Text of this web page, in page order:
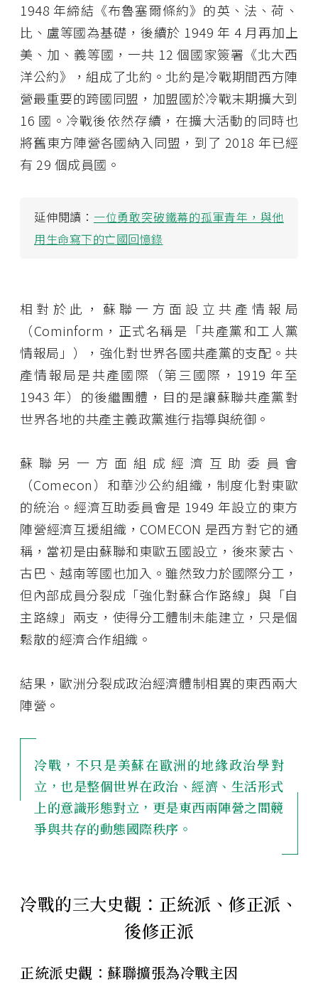
1948 年締結《布魯塞爾條約》的英、法、荷、
比、盧等國為基礎，後續於 1949 年 4 月再加上
美、加、義等國，一共 12 個國家簽署《北大西
洋公約》，組成了北約。北約是冷戰期間西方陣
營最重要的跨國同盟，加盟國於冷戰末期擴大到
16 國。冷戰後依然存續，在擴大活動的同時也
將舊東方陣營各國納入同盟，到了 2018 年已經
有 29 個成員國。
延伸閱讀： 一位勇敢突破鐵幕的孤軍青年，與他
用生命寫下的亡國回憶錄
相對於此，蘇聯一方面設立共產情報局
（Cominform，正式名稱是「共產黨和工人黨
情報局」），強化對世界各國共產黨的支配。共
產情報局是共產國際（第三國際，1919 年至
1943 年）的後繼團體，目的是讓蘇聯共產黨對
世界各地的共產主義政黨進行指導與統御。
蘇聯另一方面組成經濟互助委員會
（Comecon）和華沙公約組織，制度化對東歐
的統治。經濟互助委員會是 1949 年設立的東方
陣營經濟互援組織，COMECON 是西方對它的通
稱，當初是由蘇聯和東歐五國設立，後來蒙古、
古巴、越南等國也加入。雖然致力於國際分工，
但內部成員分裂成「強化對蘇合作路線」與「自
主路線」兩支，使得分工體制未能建立，只是個
鬆散的經濟合作組織。
結果，歐洲分裂成政治經濟體制相異的東西兩大
陣營。
冷戰，不只是美蘇在歐洲的地緣政治學對
立，也是整個世界在政治、經濟、生活形式
上的意識形態對立，更是東西兩陣營之間競
爭與共存的動態國際秩序。
冷戰的三大史觀：正統派、修正派、
後修正派
正統派史觀：蘇聯擴張為冷戰主因